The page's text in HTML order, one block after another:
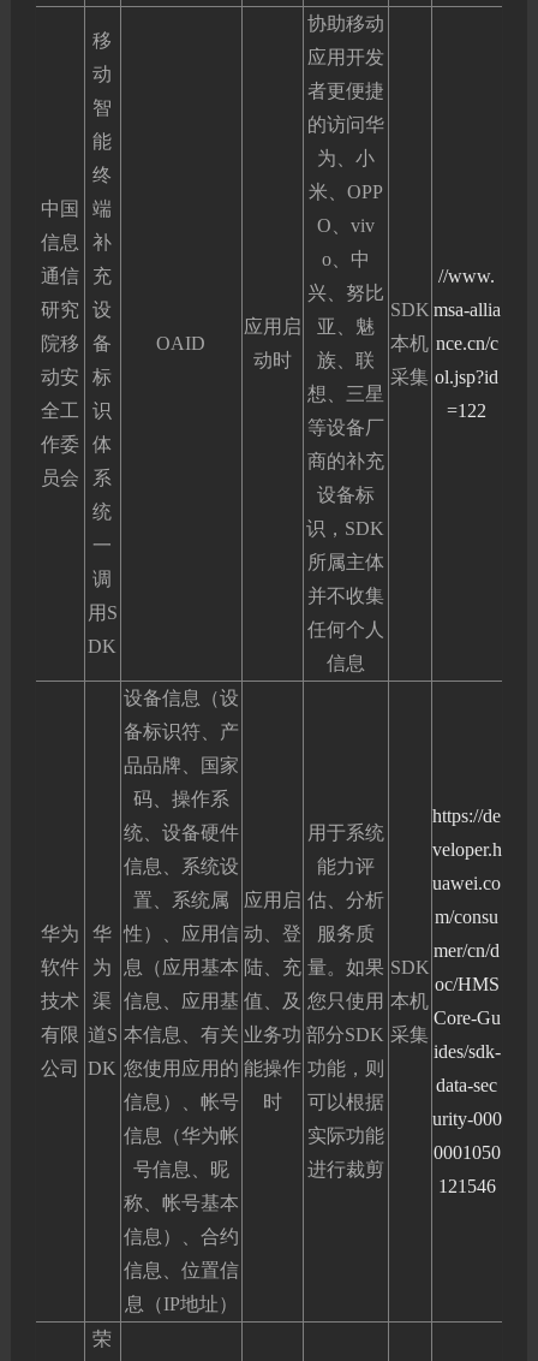
中国
信息
通信
研究
院移
动安
全工
作委
员会
移
动
智
能
终
端
补
充
设
备
标
识
体
系
统
一
调
用S
DK
OAID
应用启
动时
协助移动
应用开发
者更便捷
的访问华
为、小
米、OPP
O、viv
o、中
兴、努比
亚、魅
族、联
想、三星
等设备厂
商的补充
设备标
识，SDK
所属主体
并不收集
任何个人
信息
SDK
本机
采集
//www.
msa-allia
nce.cn/c
ol.jsp?id
=122
华为
软件
技术
有限
公司
华
为
渠
道S
DK
设备信息（设
备标识符、产
品品牌、国家
码、操作系
统、设备硬件
信息、系统设
置、系统属
性）、应用信
息（应用基本
信息、应用基
本信息、有关
您使用应用的
信息）、帐号
信息（华为帐
号信息、昵
称、帐号基本
信息）、合约
信息、位置信
息（IP地址）
应用启
动、登
陆、充
值、及
业务功
能操作
时
用于系统
能力评
估、分析
服务质
量。如果
您只使用
部分SDK
功能，则
可以根据
实际功能
进行裁剪
SDK
本机
采集
https://de
veloper.h
uawei.co
m/consu
mer/cn/d
oc/HMS
Core-Gu
ides/sdk-
data-sec
urity-000
0001050
121546
荣